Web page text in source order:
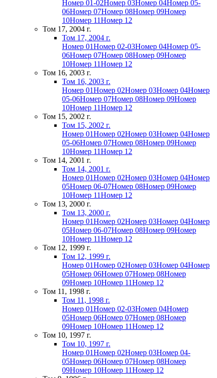
Номер 01-02Номер 03Номер 04Номер 05-
06Номер 07Номер 08Номер 09Номер
10Номер 11Номер 12
Том 17, 2004 г.
Том 17, 2004 г.
Номер 01Номер 02-03Номер 04Номер 05-
06Номер 07Номер 08Номер 09Номер
10Номер 11Номер 12
Том 16, 2003 г.
Том 16, 2003 г.
Номер 01Номер 02Номер 03Номер 04Номер
05-06Номер 07Номер 08Номер 09Номер
10Номер 11Номер 12
Том 15, 2002 г.
Том 15, 2002 г.
Номер 01Номер 02Номер 03Номер 04Номер
05-06Номер 07Номер 08Номер 09Номер
10Номер 11Номер 12
Том 14, 2001 г.
Том 14, 2001 г.
Номер 01Номер 02Номер 03Номер 04Номер
05Номер 06-07Номер 08Номер 09Номер
10Номер 11Номер 12
Том 13, 2000 г.
Том 13, 2000 г.
Номер 01Номер 02Номер 03Номер 04Номер
05Номер 06-07Номер 08Номер 09Номер
10Номер 11Номер 12
Том 12, 1999 г.
Том 12, 1999 г.
Номер 01Номер 02Номер 03Номер 04Номер
05Номер 06Номер 07Номер 08Номер
09Номер 10Номер 11Номер 12
Том 11, 1998 г.
Том 11, 1998 г.
Номер 01Номер 02-03Номер 04Номер
05Номер 06Номер 07Номер 08Номер
09Номер 10Номер 11Номер 12
Том 10, 1997 г.
Том 10, 1997 г.
Номер 01Номер 02Номер 03Номер 04-
05Номер 06Номер 07Номер 08Номер
09Номер 10Номер 11Номер 12